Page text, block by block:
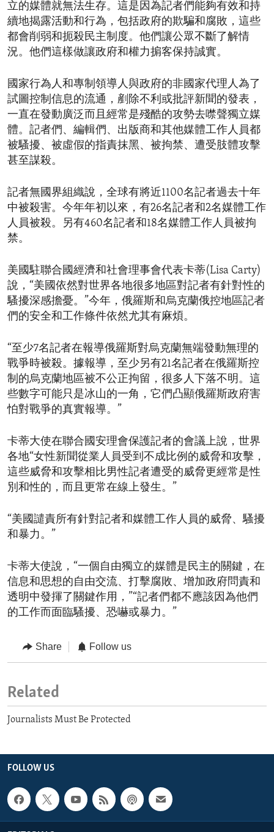
立的媒體就無法生存。這是因為記者們能夠有效和持
續地揭露活動和行為，包括政府的欺騙和腐敗，這些
都會削弱和扼殺民主制度。他們讓公眾不斷了解情
況。他們這樣做讓政府和權力掮客保持誠實。
國家行為人和專制領導人與政府的非國家代理人為了
試圖控制信息的流通，剷除不利或批評新聞的發表，
一直在發動廣泛而且經常是殘酷的攻勢去噤聲獨立媒
體。記者們、編輯們、出版商和其他媒體工作人員都
被騷擾、被虛假的指責抹黑、被拘禁、遭受肢體攻擊
甚至謀殺。
記者無國界組織說，全球有將近1100名記者過去十年
中被殺害。今年年初以來，有26名記者和2名媒體工作
人員被殺。另有460名記者和18名媒體工作人員被拘
禁。
美國駐聯合國經濟和社會理事會代表卡蒂(Lisa Carty)
說，“美國依然對世界各地很多地區對記者有針對性的
騷擾深感擔憂。”今年，俄羅斯和烏克蘭俄控地區記者
們的安全和工作條件依然尤其有麻煩。
“至少7名記者在報導俄羅斯對烏克蘭無端發動無理的
戰爭時被殺。據報導，至少另有21名記者在俄羅斯控
制的烏克蘭地區被不公正拘留，很多人下落不明。這
些數字可能只是冰山的一角，它們凸顯俄羅斯政府害
怕對戰爭的真實報導。”
卡蒂大使在聯合國安理會保護記者的會議上說，世界
各地“女性新聞從業人員受到不成比例的威脅和攻擊，
這些威脅和攻擊相比男性記者遭受的威脅更經常是性
別和性的，而且更常在線上發生。”
“美國譴責所有針對記者和媒體工作人員的威脅、騷擾
和暴力。”
卡蒂大使說，“一個自由獨立的媒體是民主的關鍵，在
信息和思想的自由交流、打擊腐敗、增加政府問責和
透明中發揮了關鍵作用，”“記者們都不應該因為他們
的工作而面臨騷擾、恐嚇或暴力。”
Share Follow us
Related
Journalists Must Be Protected
FOLLOW US